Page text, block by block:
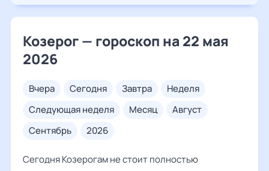
Козерог — гороскоп на 22 мая
2026
вчера сегодня завтра
неделя
следующая неделя
месяц
август
сентябрь
2026
Сегодня Козерогам не стоит полностью